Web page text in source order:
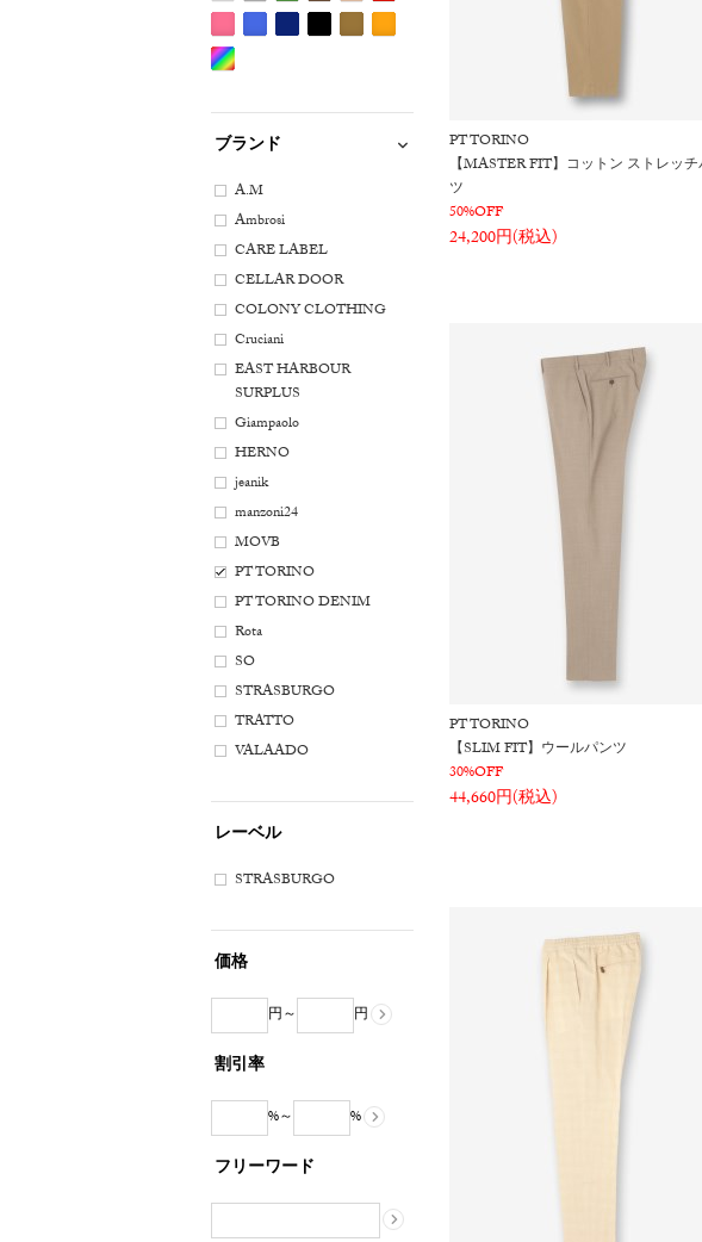
ホ
ワ
イ
系
グ
レ
グ
リ
系
ブ
ラ
系
ベ
ー
系
レ
ッ
ピ
ン
系
系
ー
系
ク
系
ジ
系
ブランド
A.M
Ambrosi
CARE LABEL
CELLAR DOOR
COLONY CLOTHING
Cruciani
EAST HARBOUR
SURPLUS
Giampaolo
HERNO
jeanik
manzoni24
MOVB
PT TORINO
PT TORINO DENIM
Rota
SO
STRASBURGO
TRATTO
VALAADO
レーベル
STRASBURGO
価格
円～ 円
割引率
%～ %
フリーワード
PT TORINO
【MASTER FIT】コットン ストレッ
ツ
50%OFF
24,200円(税込)
PT TORINO
【SLIM FIT】ウールパンツ
30%OFF
44,660円(税込)